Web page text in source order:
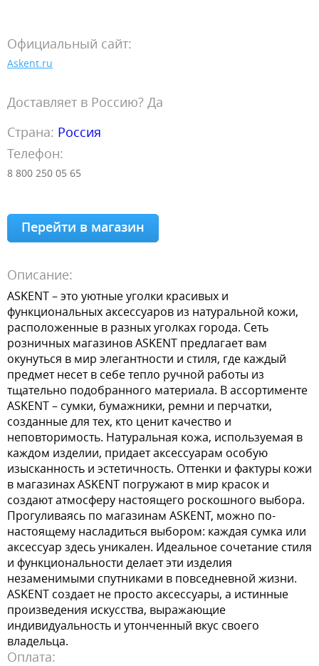
Официальный сайт:
Askent.ru
Доставляет в Россию? Да
Страна: Россия
Телефон:
8 800 250 05 65
Перейти в магазин
Описание:
ASKENT – это уютные уголки красивых и
функциональных аксессуаров из натуральной кожи,
расположенные в разных уголках города. Сеть
розничных магазинов ASKENT предлагает вам
окунуться в мир элегантности и стиля, где каждый
предмет несет в себе тепло ручной работы из
тщательно подобранного материала. В ассортименте
ASKENT – сумки, бумажники, ремни и перчатки,
созданные для тех, кто ценит качество и
неповторимость. Натуральная кожа, используемая в
каждом изделии, придает аксессуарам особую
изысканность и эстетичность. Оттенки и фактуры кожи
в магазинах ASKENT погружают в мир красок и
создают атмосферу настоящего роскошного выбора.
Прогуливаясь по магазинам ASKENT, можно по-
настоящему насладиться выбором: каждая сумка или
аксессуар здесь уникален. Идеальное сочетание стиля
и функциональности делает эти изделия
незаменимыми спутниками в повседневной жизни.
ASKENT создает не просто аксессуары, а истинные
произведения искусства, выражающие
индивидуальность и утонченный вкус своего
владельца.
Оплата: